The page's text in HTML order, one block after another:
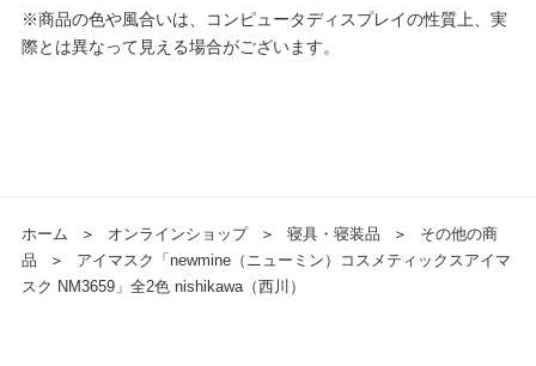
※商品の色や風合いは、コンピュータディスプレイの性質上、実
際とは異なって見える場合がございます。
ホーム ＞ オンラインショップ ＞ 寝具・寝装品 ＞
その他の商
品
＞
アイマスク「newmine（ニューミン）コスメティックスアイマ
スク NM3659」全2色 nishikawa（西川）